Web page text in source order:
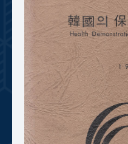
주년 기념
성과 50선 숫자로 보는 50년
세계와 함께 한 KIHASA
VR 역사관